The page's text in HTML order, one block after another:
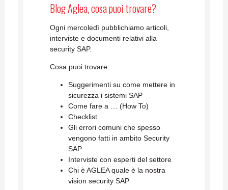
Blog Aglea, cosa puoi trovare?
Ogni mercoledì pubblichiamo articoli,
interviste e documenti relativi alla
security SAP.
Cosa puoi trovare:
Suggerimenti su come mettere in
sicurezza i sistemi SAP
Come fare a … (How To)
Checklist
Gli errori comuni che spesso
vengono fatti in ambito Security
SAP
Interviste con esperti del settore
Chi è AGLEA quale è la nostra
vision security SAP